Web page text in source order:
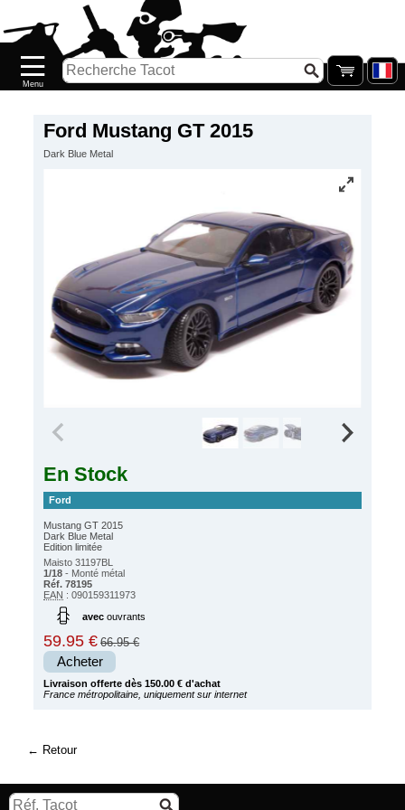
Ford Mustang GT 2015
Dark Blue Metal
En Stock
Ford
Mustang GT 2015
Dark Blue Metal
Edition limitée
Maisto 31197BL
1/18 - Monté métal
Réf. 78195
EAN : 090159311973
avecouvrants
59.95 € 66.95 €
Acheter
Livraison offerte dès 150.00 € d'achat
France métropolitaine, uniquement sur internet
Retour
Nouveautés
Catalogue/Stock
Galerie